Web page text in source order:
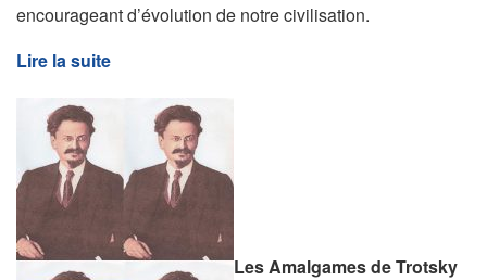
encourageant d’évolution de notre civilisation.
Lire la suite
Les Amalgames de Trotsky